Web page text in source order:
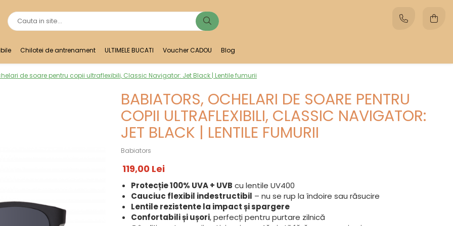
Chilotei de antrenament ULTIMELE BUCATI Voucher CADOU Blog
de soare pentru copii ultraflexibili, Classic Navigator: Jet Black | Lentile fumurii
BABIATORS, OCHELARI DE SOARE PENTRU
COPII ULTRAFLEXIBILI, CLASSIC NAVIGATOR:
JET BLACK | LENTILE FUMURII
Babiators
119,00 Lei
Protecție 100% UVA + UVB cu lentile UV400
Cauciuc flexibil indestructibil – nu se rup la îndoire sau răsucire
Lentile rezistente la impact și spargere
Confortabili și ușori, perfecți pentru purtare zilnică